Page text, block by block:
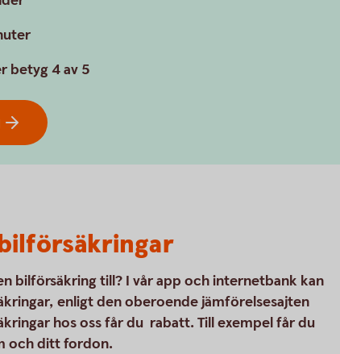
betyg 4 av 5
bilförsäkring till? I vår app och internetbank kan
enligt den oberoende jämförelsesajten
hos oss får du rabatt. Till exempel får du
och ditt fordon.